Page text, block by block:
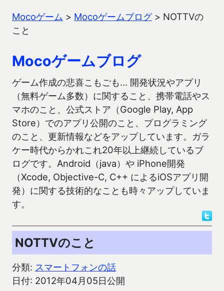
Mocoゲーム > Mocoゲームブログ> NOTTVの
こと
Mocoゲームブログ
ゲーム作成の悲喜こもごも… 開発状況やアプリ
（無料ゲーム多数）に関すること、携帯電話やス
マホのこと、公式ストア（Google Play, App
Store）でのアプリ公開のこと、プログラミング
のこと、更新情報などをアップしています。ガラ
ケー時代からかれこれ20年以上継続しているブ
ログです。Android（java）や iPhone開発
（Xcode, Objective-C, C++ によるiOSアプリ開
発）に関する技術的なことも時々アップしていま
す。
NOTTVのこと
分類: スマートフォンの話
日付: 2012年04月05日公開